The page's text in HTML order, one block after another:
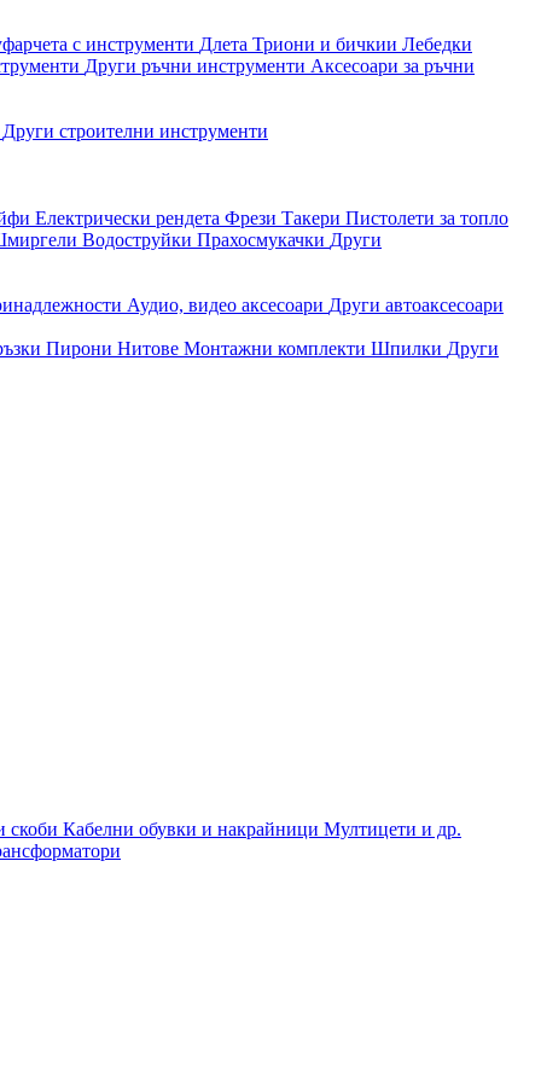
с инструменти Длета Триони и бичкии Лебедки
Други ръчни инструменти Аксесоари за ръчни
Други строителни инструменти
Електрически рендета Фрези Такери Пистолети за топло
Водоструйки Прахосмукачки Други
Аудио, видео аксесоари Други автоаксесоари
Пирони Нитове Монтажни комплекти Шпилки Други
скоби Кабелни обувки и накрайници Мултицети и др.